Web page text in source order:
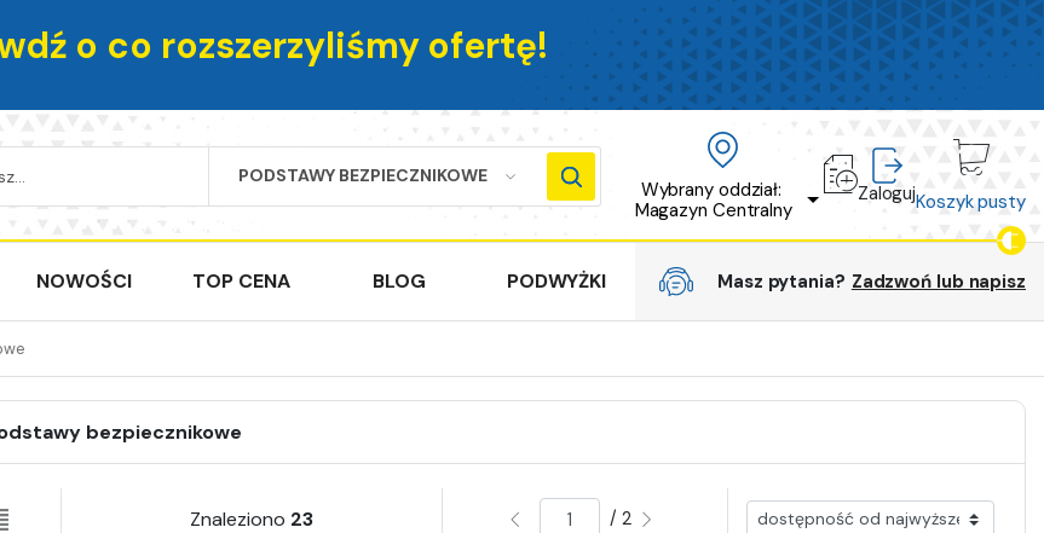
o co rozszerzyliśmy ofertę!
PODSTAWY BEZPIECZNIKOWE
SEARCH
Wybrany oddział:
Magazyn Centralny
ZalogujKoszyk pusty
NOWOŚCI TOP CENA BLOG PODWYŻKI Masz pytania? Zadzwoń lub napisz
bezpiecznikowe
Znaleziono 23 / 2